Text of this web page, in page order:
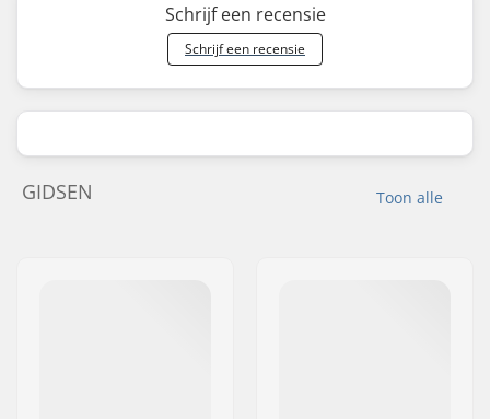
Schrijf een recensie
Schrijf een recensie
Toon alle
GIDSEN